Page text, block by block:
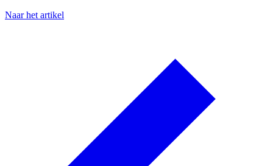
Naar het artikel